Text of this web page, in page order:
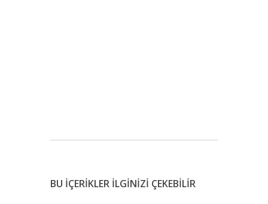
BU İÇERİKLER İLGİNİZİ ÇEKEBİLİR